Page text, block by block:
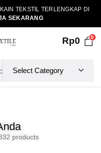
TEKSTIL TERLENGKAP DI
SEKARANG
Rp0 0
products